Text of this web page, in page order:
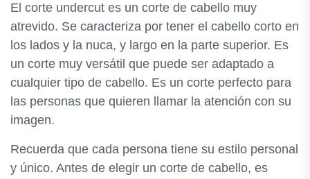
El corte undercut es un corte de cabello muy
atrevido. Se caracteriza por tener el cabello corto en
los lados y la nuca, y largo en la parte superior. Es
un corte muy versátil que puede ser adaptado a
cualquier tipo de cabello. Es un corte perfecto para
las personas que quieren llamar la atención con su
imagen.
Recuerda que cada persona tiene su estilo personal
y único. Antes de elegir un corte de cabello, es